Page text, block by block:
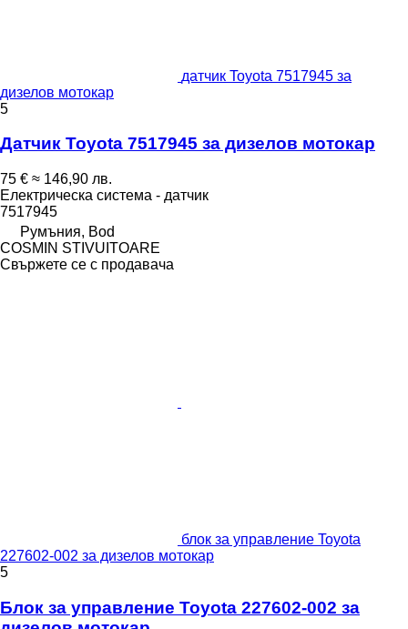
датчик Toyota 7517945 за
дизелов мотокар
5
Датчик Toyota 7517945 за дизелов мотокар
75 € ≈ 146,90 лв.
Електрическа система - датчик
7517945
Румъния, Bod
COSMIN STIVUITOARE
Свържете се с продавача
блок за управление Toyota
227602-002 за дизелов мотокар
5
Блок за управление Toyota 227602-002 за